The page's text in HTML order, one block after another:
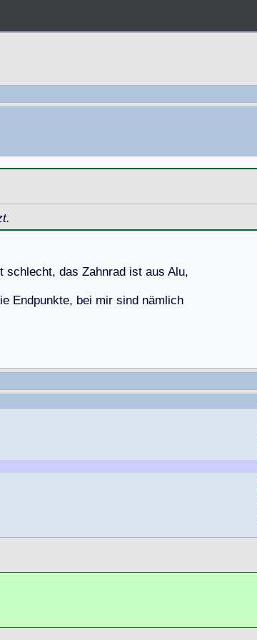
t schlecht, das Zahnrad ist aus Alu,
ie Endpunkte, bei mir sind nämlich